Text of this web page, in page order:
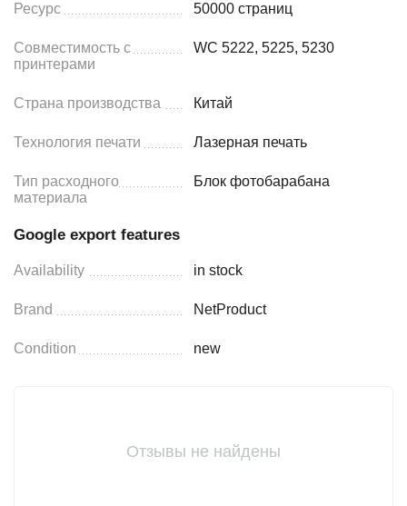
Ресурс 50000 страниц
Совместимость с
принтерами
WC 5222, 5225, 5230
Страна производства Китай
Технология печати Лазерная печать
Тип расходного
материала
Блок фотобарабана
Google export features
Availability in stock
Brand NetProduct
Condition new
Отзывы не найдены